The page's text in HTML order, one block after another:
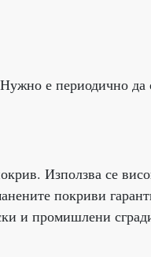
е периодично да
Използва се
покриви
и промишлени